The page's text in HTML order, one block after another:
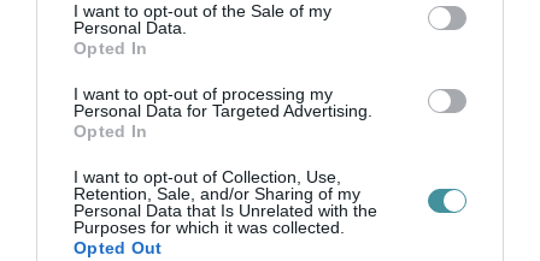
I want to opt-out of the Sale of my
Personal Data.
Opted In
I want to opt-out of processing my
Personal Data for Targeted Advertising.
Opted In
I want to opt-out of Collection, Use,
Retention, Sale, and/or Sharing of my
Personal Data that Is Unrelated with the
Purposes for which it was collected.
Opted Out
És az is furcsa, ahogy a fideszes
Gergely főszerkesztőt komoly indok
nélkül elküldték a várpsi televízió
éléről.